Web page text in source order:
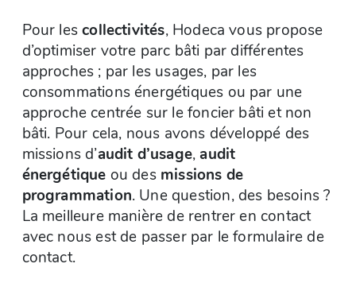
Pour lescollectivités, Hodeca vous propose
d’optimiser votre parc bâti par différentes
approches ; par les usages, par les
consommations énergétiques ou par une
approche centrée sur le foncier bâti et non
bâti. Pour cela, nous avons développé des
missions d’audit d’usage, audit
énergétique ou des missions de
programmation. Une question, des besoins ?
La meilleure manière de rentrer en contact
avec nous est de passer par le formulaire de
contact.